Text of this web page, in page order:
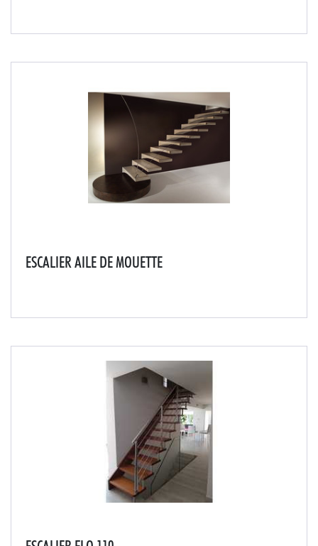
mieux à la décoration et à l'ambianc...
ESCALIER AILE DE MOUETTE
de personnalisations pour une parfaite adaptatio...